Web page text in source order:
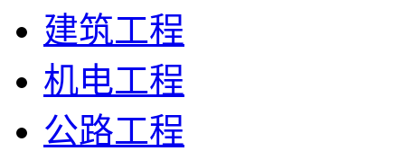
建筑工程
机电工程
公路工程